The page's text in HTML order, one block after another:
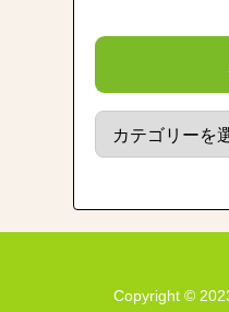
Copyright ©